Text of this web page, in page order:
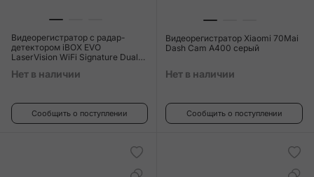
Видеорегистратор c радар-
детектором iBOX EVO
LaserVision WiFi Signature Dual
Нет в наличии
Сообщить о поступлении
Видеорегистратор Xiaomi 70Mai
Dash Cam A400 серый
Нет в наличии
Сообщить о поступлении